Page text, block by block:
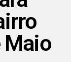
Maio